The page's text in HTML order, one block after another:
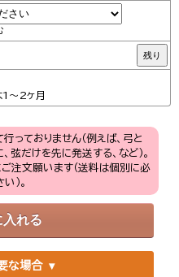
残り
～2ヶ月
ておりません（例えば、弓と
だけを先に発送する、など）。
注文願います（送料は個別に必
）。
な場合